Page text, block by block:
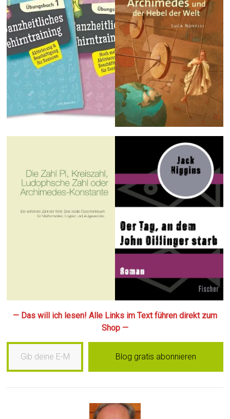
— Das will ich lesen! Alle Links im Text führen direkt zum
Shop —
Gib deine E-Mail-Adresse ein …
Blog gratis abonnieren